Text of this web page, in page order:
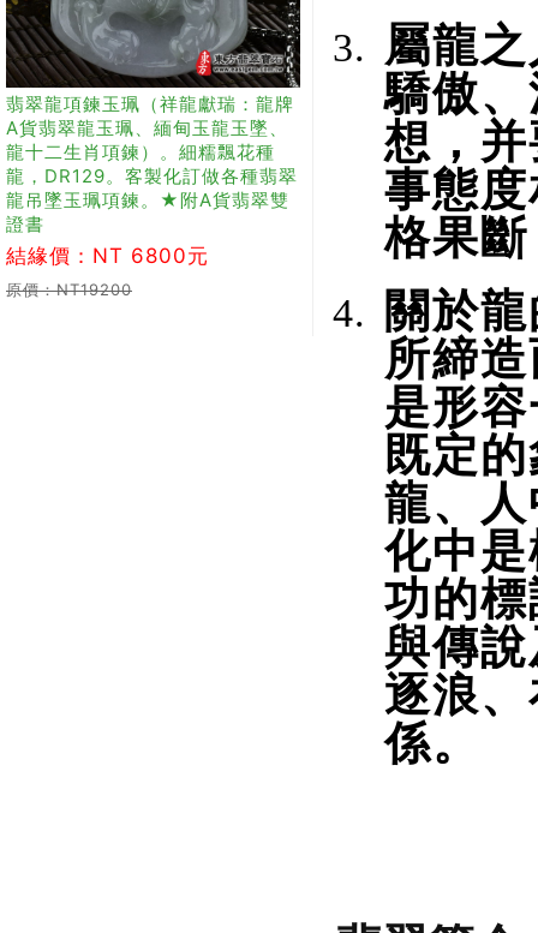
翡翠龍項鍊玉珮（祥龍獻瑞：龍牌
A貨翡翠龍玉珮、緬甸玉龍玉墜、
龍十二生肖項鍊）。細糯飄花種
龍，DR129。客製化訂做各種翡翠
龍吊墜玉珮項鍊。★附A貨翡翠雙
證書
結緣價：NT 6800元
原價：NT19200
屬龍
驕傲
想，
事態
格果
關於
所締
是形
既定
龍、
化中
功的
與傳
逐浪
係。